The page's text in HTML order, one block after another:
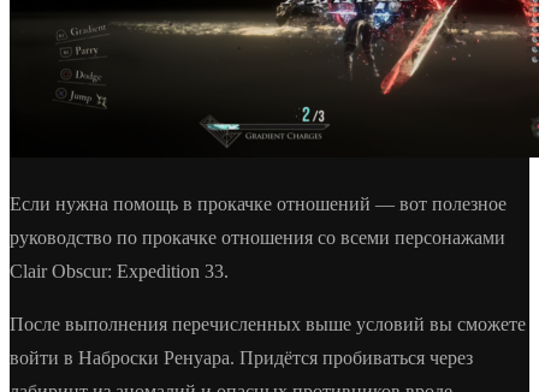
Если нужна помощь в прокачке отношений — вот полезное
руководство по прокачке отношения со всеми персонажами
Clair Obscur: Expedition 33.
После выполнения перечисленных выше условий вы сможете
войти в Наброски Ренуара. Придётся пробиваться через